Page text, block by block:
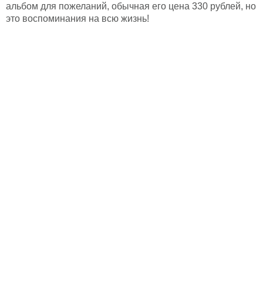
альбом для пожеланий, обычная его цена 330 рублей, но
это воспоминания на всю жизнь!